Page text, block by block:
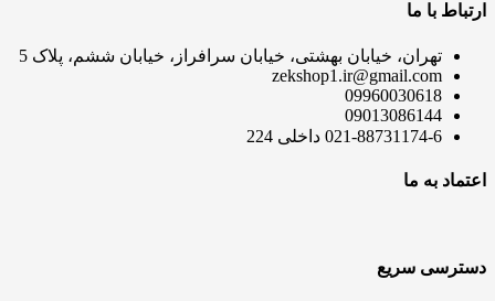
ارتباط با ما
تهران، خیابان بهشتی، خیابان سرافراز، خیابان ششم، پلاک 5
zekshop1.ir@gmail.com
09960030618
09013086144
021-88731174-6 داخلی 224
اعتماد به ما
دسترسی سریع